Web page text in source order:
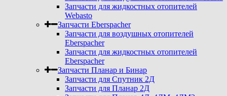
Запчасти для жидкостных отопителей
Webasto
Запчасти Eberspacher
Запчасти для воздушных отопителей
Eberspacher
Запчасти для жидкостных отопителей
Eberspacher
Запчасти Планар и Бинар
Запчасти для Спутник 2Д
Запчасти для Планар 2Д